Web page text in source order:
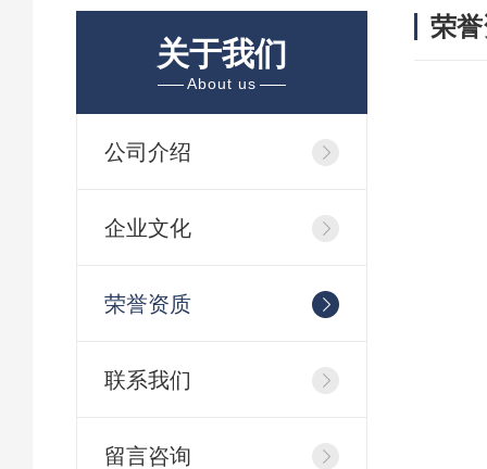
关于我们
About us
公司介绍
企业文化
荣誉资质
联系我们
留言咨询
荣